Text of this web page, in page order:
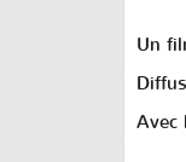
Un
Avec